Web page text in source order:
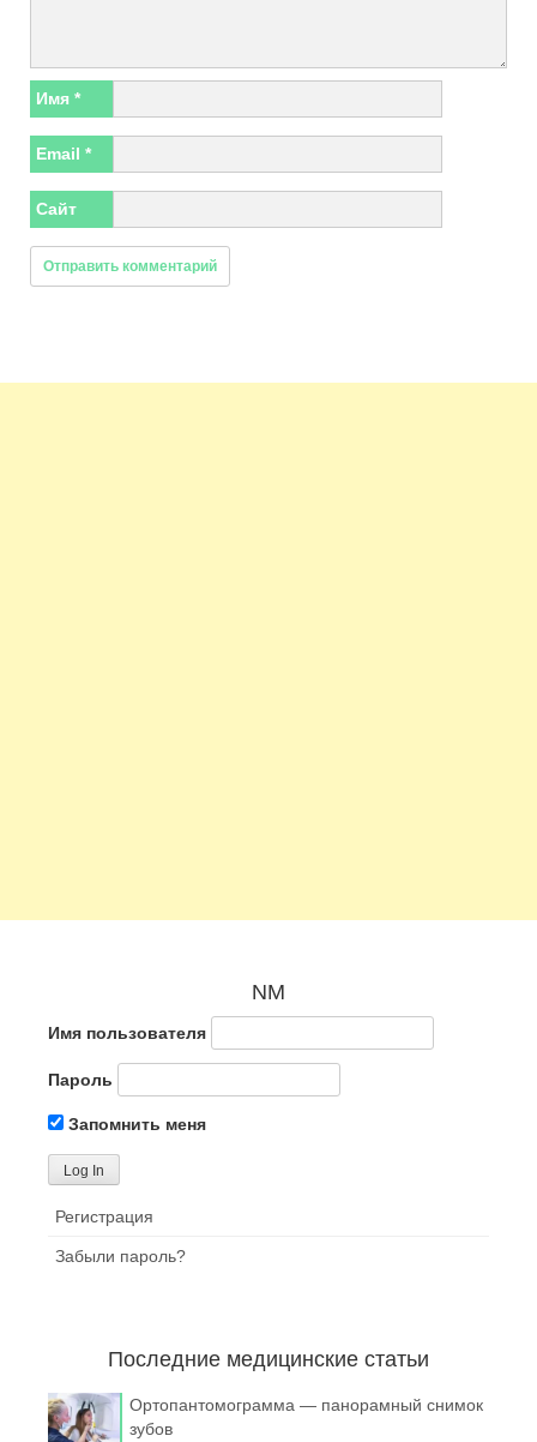
Имя *
Email *
Сайт
NM
Имя пользователя
Пароль
Запомнить меня
Регистрация
Забыли пароль?
Последние медицинские статьи
Ортопантомограмма — панорамный снимок
зубов